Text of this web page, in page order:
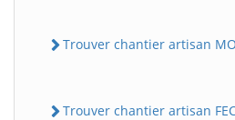
Trouver chantier artisan
Trouver chantier artisan